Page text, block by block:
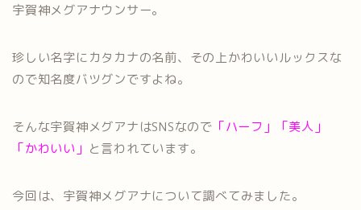
宇賀神メグアナウンサー。
珍しい名字にカタカナの名前、その上かわいいルックスな
ので知名度バツグンですよね。
そんな宇賀神メグアナはSNSなので 「ハーフ」「美人」
「かわいい」 と言われています。
今回は、宇賀神メグアナについて調べてみました。